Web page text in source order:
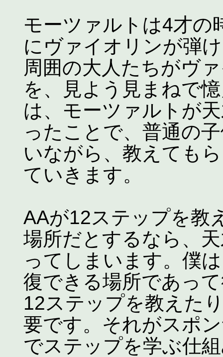
モーツァルトは4才の
にヴァイオリンが弾
周囲の大人たちがヴ
を、見よう見まねで
は、モーツァルトが
ったことで、普通の
いながら、教えても
ていきます。
AAが12ステップを教
場所だとするなら、
ってしまいます。僕
復できる場所であっ
12ステップを教えた
要です。それがスポ
でステップを学ぶ仕